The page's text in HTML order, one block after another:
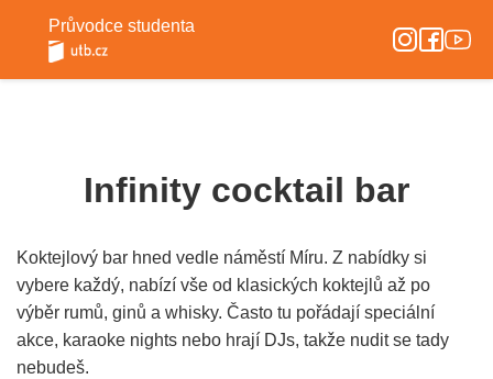
Průvodce studenta
Infinity cocktail bar
Koktejlový bar hned vedle náměstí Míru. Z nabídky si
vybere každý, nabízí vše od klasických koktejlů až po
výběr rumů, ginů a whisky. Často tu pořádají speciální
akce, karaoke nights nebo hrají DJs, takže nudit se tady
nebudeš.